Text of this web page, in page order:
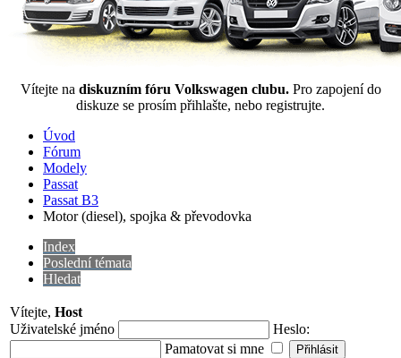
Vítejte na diskuzním fóru Volkswagen clubu. Pro zapojení do
diskuze se prosím přihlašte, nebo registrujte.
Úvod
Fórum
Modely
Passat
Passat B3
Motor (diesel), spojka & převodovka
Index
Poslední témata
Hledat
Vítejte, Host
Uživatelské jméno
Heslo:
Pamatovat si mne